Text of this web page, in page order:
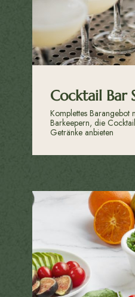
Cocktail Bar
Komplettes Barangebot
Barkeepern, die
Getränke anbieten